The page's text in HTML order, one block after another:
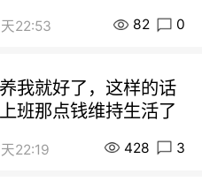
22:53 82 0
我就好了，这样的话
班那点钱维持生活了
22:19 428 3